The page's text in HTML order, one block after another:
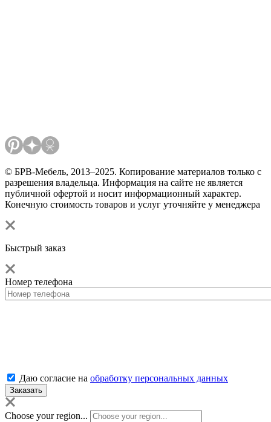
© БРВ-Мебель, 2013–2025. Копирование материалов только с
разрешения владельца. Информация на сайте не является
публичной офертой и носит информационный характер.
Конечную стоимость товаров и услуг уточняйте у менеджера
Быстрый заказ
Номер телефона
Даю согласие на обработку персональных данных
Choose your region...